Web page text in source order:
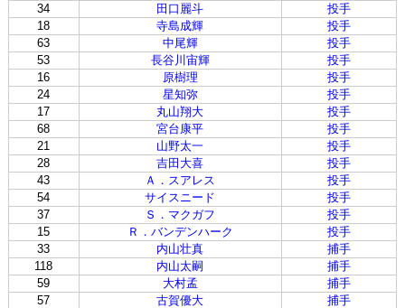
34
田口麗斗
投手
18
寺島成輝
投手
63
中尾輝
投手
53
長谷川宙輝
投手
16
原樹理
投手
24
星知弥
投手
17
丸山翔大
投手
68
宮台康平
投手
21
山野太一
投手
28
吉田大喜
投手
43
Ａ．スアレス
投手
54
サイスニード
投手
37
Ｓ．マクガフ
投手
15
Ｒ．バンデンハーク
投手
33
内山壮真
捕手
118
内山太嗣
捕手
59
大村孟
捕手
57
古賀優大
捕手